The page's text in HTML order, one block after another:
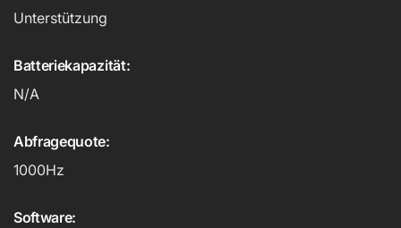
Unterstützung
Batteriekapazität:
N/A
Abfragequote:
1000Hz
Software: